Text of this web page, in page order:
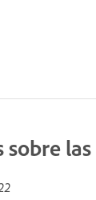
sobre